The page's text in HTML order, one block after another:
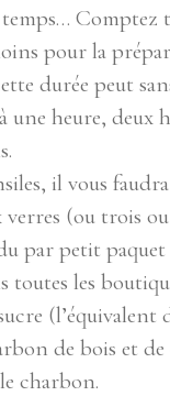
Comptez
pour la
durée peut
une heure, deux
il vous
verres (ou trois
par petit paquet
toutes les
(l’équivalent
de bois et de
charbon.